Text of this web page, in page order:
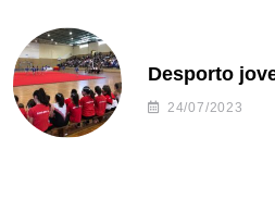
Desporto
24/07/2023